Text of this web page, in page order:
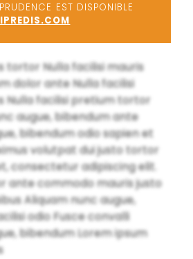
EST DISPONIBLE
tortor Nulla facilisi mauris
dolor ante Nulla facilisi
Nulla facilisi pretium tortor
augue, bibendum ante
bibendum odio sapien et
volutpat dui justo tortor
consectetur adipiscing elit.
ante commodo mauris justo
Aliquam nunc augue,
odio Fusce convalli
bibendum Lorem ipsum